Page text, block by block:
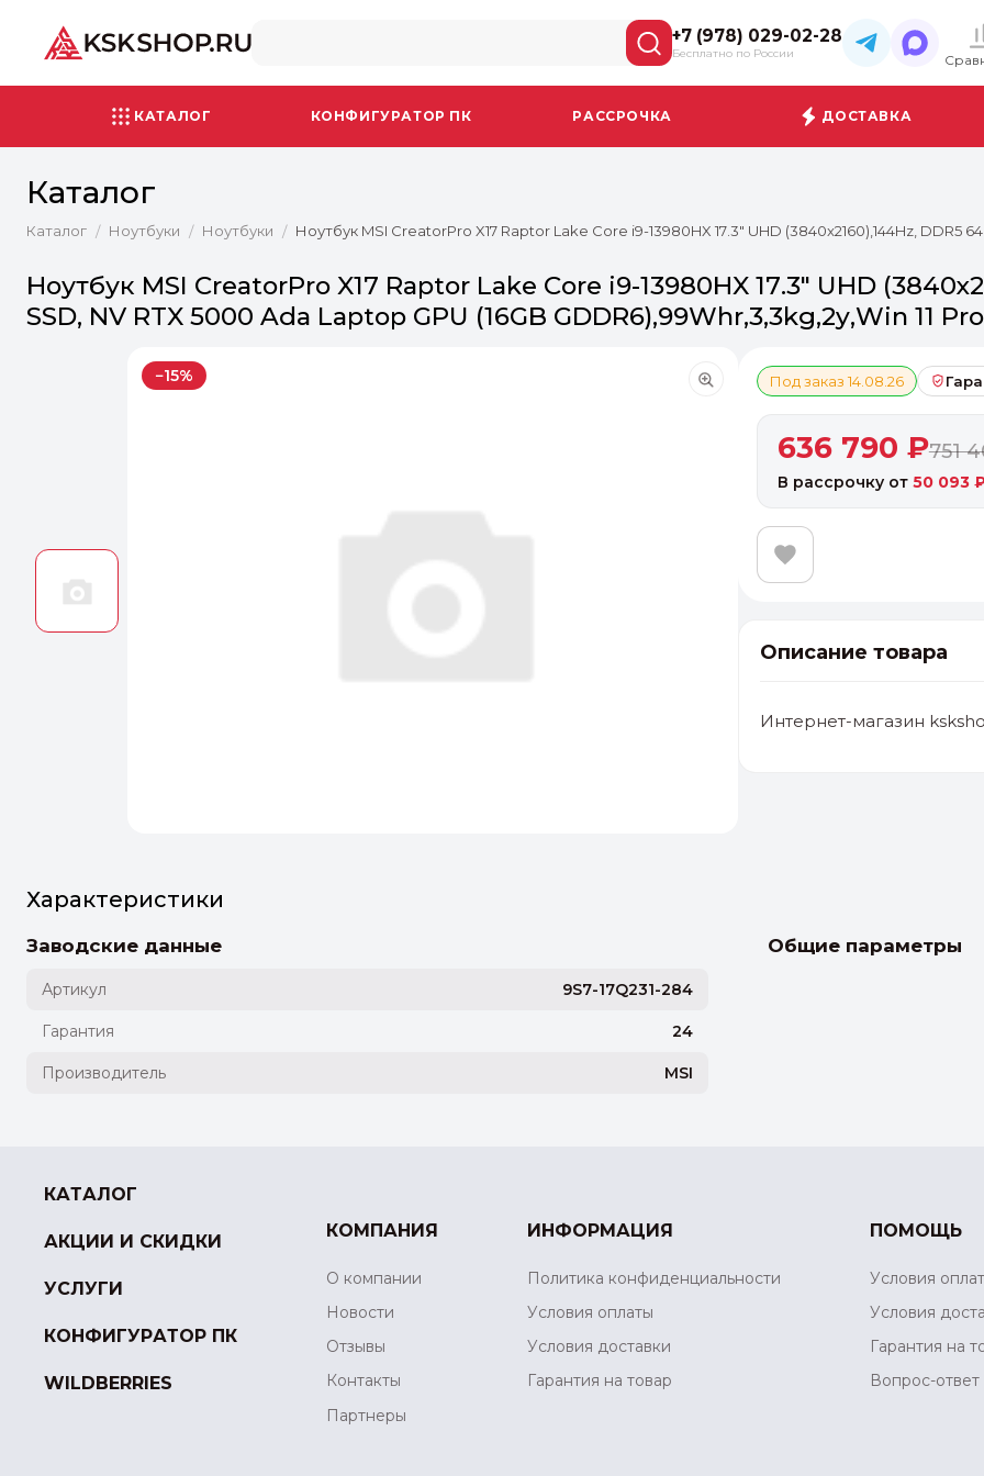
+7 (978) 029-02-28
Бесплатно по России
КАТАЛОГ КОНФИГУРАТОР ПК РАССРОЧКА ДОСТАВКА
Каталог
Каталог / Ноутбуки / Ноутбуки / Ноутбук MSI CreatorPro X17 Raptor Lake Core i9-13980HX 17.3" UHD (3840x2160),144Hz, DDR5
Ноутбук MSI CreatorPro X17 Raptor Lake Core i9-13980HX 17.3" UHD
SSD, NV RTX 5000 Ada Laptop GPU (16GB GDDR6),99Whr,3,3kg,2y,Win 11
−15% Под заказ 14.08.26
636 790 ₽751
В рассрочку от 50 093
Описание товара
Интернет-магазин
Характеристики
Заводские данные
Артикул 9S7-17Q231-284
Гарантия 24
Производитель MSI
Общие параметры
КАТАЛОГ
АКЦИИ И СКИДКИ
УСЛУГИ
КОНФИГУРАТОР ПК
WILDBERRIES
КОМПАНИЯ
О компании
Новости
Отзывы
Контакты
Партнеры
ИНФОРМАЦИЯ
Политика конфиденциальности
Условия оплаты
Условия доставки
Гарантия на товар
ПОМОЩЬ
Условия
Условия
Гарантия на
Вопрос-ответ